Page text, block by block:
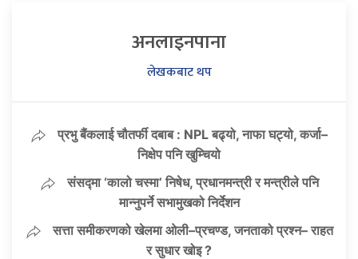
अनलाइनपाना
लेखकबाट थप
प्रभु बैंकलाई चौतर्फी दबाब : NPL बढ्यो, नाफा घट्यो, कर्जा–
निक्षेप पनि खुम्चियो
संसद्मा ‘कालो चस्मा’ निषेध, प्रधानमन्त्री र मन्त्रीले पनि
मान्नुपर्ने सभामुखको निर्देशन
सत्ता समीकरणको खेलमा ओली–प्रचण्ड, जनताको प्रश्न– राहत
र सुधार खोइ ?